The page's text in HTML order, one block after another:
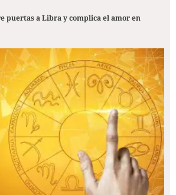
puertas a Libra y complica el amor en